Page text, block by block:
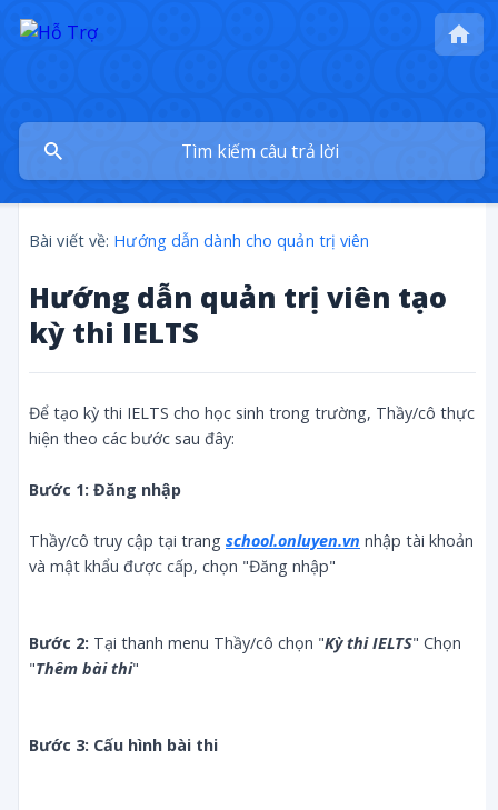
Bài viết về: Hướng dẫn dành cho quản trị viên
Hướng dẫn quản trị viên tạo
kỳ thi IELTS
Để tạo kỳ thi IELTS cho học sinh trong trường, Thầy/cô thực
hiện theo các bước sau đây:
Bước 1: Đăng nhập
Thầy/cô truy cập tại trang school.onluyen.vn nhập tài khoản
và mật khẩu được cấp, chọn "Đăng nhập"
Bước 2: Tại thanh menu Thầy/cô chọn "Kỳ thi IELTS" Chọn
"Thêm bài thi"
Bước 3: Cấu hình bài thi